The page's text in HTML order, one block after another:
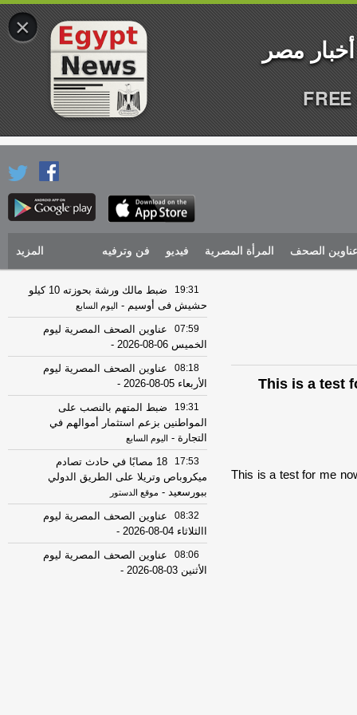
الصحف المرأة المصرية فيديو فن وترفيه المزيد
This is a test
This is a test for me
19:31
ضبط مالك ورشة بحوزته 10 كيلو
حشيش فى أوسيم - اليوم السابع
07:59
عناوين الصحف المصرية ليوم
الخميس 06-08-2026
-
08:18
عناوين الصحف المصرية ليوم
الأربعاء 05-08-2026
-
19:31
ضبط المتهم بالنصب على
المواطنين بزعم استثمار أموالهم في
التجارة - اليوم السابع
17:53
18 مصابًا في حادث تصادم
ميكروباص وتريلا على الطريق الدولي
ببورسعيد - موقع الدستور
08:32
عناوين الصحف المصرية ليوم
االثلاثاء 04-08-2026
-
08:06
عناوين الصحف المصرية ليوم
الأثنين 03-08-2026
-
×